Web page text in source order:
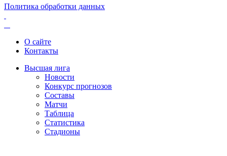
Политика обработки данных
О сайте
Контакты
Высшая лига
Новости
Конкурс прогнозов
Составы
Матчи
Таблица
Статистика
Стадионы